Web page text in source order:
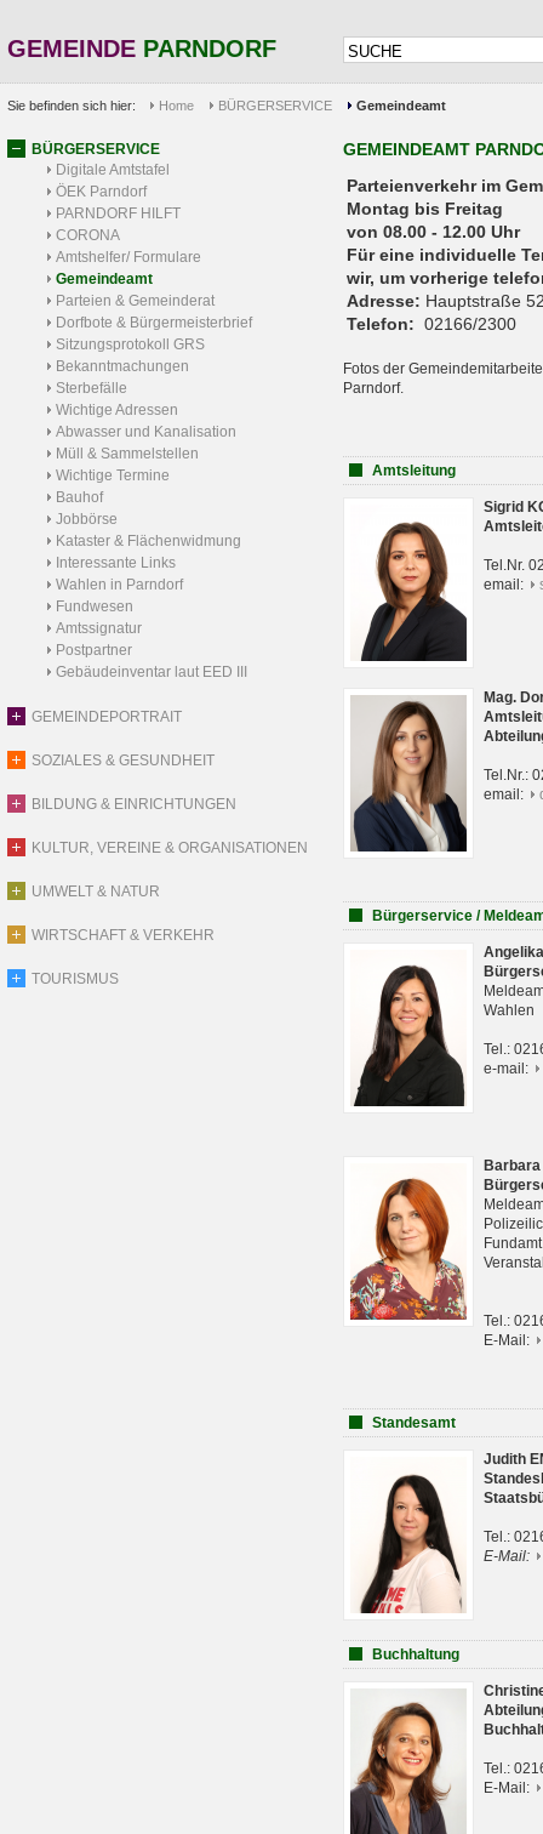
GEMEINDE PARNDORF
Sie befinden sich hier: Home BÜRGERSERVICE Gemeindeamt
BÜRGERSERVICE
Digitale Amtstafel
ÖEK Parndorf
PARNDORF HILFT
CORONA
Amtshelfer/ Formulare
Gemeindeamt
Parteien & Gemeinderat
Dorfbote & Bürgermeisterbrief
Sitzungsprotokoll GRS
Bekanntmachungen
Sterbefälle
Wichtige Adressen
Abwasser und Kanalisation
Müll & Sammelstellen
Wichtige Termine
Bauhof
Jobbörse
Kataster & Flächenwidmung
Interessante Links
Wahlen in Parndorf
Fundwesen
Amtssignatur
Postpartner
Gebäudeinventar laut EED III
GEMEINDEPORTRAIT
SOZIALES & GESUNDHEIT
BILDUNG & EINRICHTUNGEN
KULTUR, VEREINE & ORGANISATIONEN
UMWELT & NATUR
WIRTSCHAFT & VERKEHR
TOURISMUS
GEMEINDEAMT
Parteienverkehr
Montag bis Freitag
von 08.00 - 12.00 Uhr
Für eine individuelle
wir, um vorherige
Adresse: Hauptstraße
Telefon: 02166/2300
Fotos der
Parndorf.
Amtsleitung
Sigrid
Tel.Nr.
email:
Mag.
Tel.Nr.:
email:
Bürgerservice /
Wahlen
Tel.:
e-mail:
Tel.:
E-Mail:
Standesamt
Judith
Tel.:
E-Mail:
Buchhaltung
Tel.:
E-Mail: